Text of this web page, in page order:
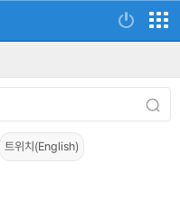
트위치(English)